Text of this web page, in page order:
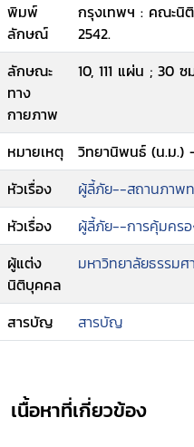
พิมพ์
ลักษณ์
กรุงเทพฯ : คณะนิ
2542.
ลักษณะ
ทาง
กายภาพ
10, 111 แผ่น ; 30 ซ
หมายเหตุ
วิทยานิพนธ์ (น.ม.)
หัวเรื่อง
ผู้ลี้ภัย--สถานภาพ
หัวเรื่อง
ผู้ลี้ภัย--การคุ้มคร
ผู้แต่ง
นิติบุคคล
มหาวิทยาลัยธรรม
สารบัญ สารบัญ
เนื้อหาที่เกี่ยวข้อง